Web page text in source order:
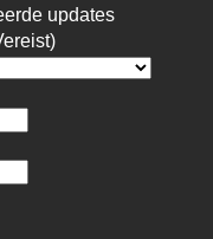
updates